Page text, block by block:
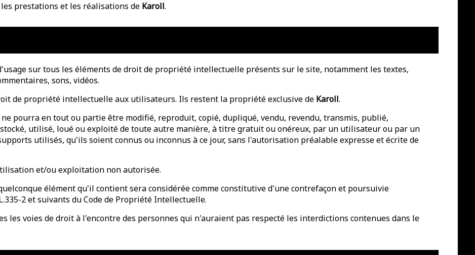
prestations et les réalisations de Karoll.
sur tous les éléments de droit de propriété intellectuelle présents sur le site, notamment les textes,
sons, vidéos.
de propriété intellectuelle aux utilisateurs. Ils restent la propriété exclusive de Karoll.
ne pourra en tout ou partie être modifié, reproduit, copié, dupliqué, vendu, revendu, transmis, publié,
utilisé, loué ou exploité de toute autre manière, à titre gratuit ou onéreux, par un utilisateur ou par un
utilisés, qu'ils soient connus ou inconnus à ce jour, sans l'autorisation préalable expresse et écrite de
et/ou exploitation non autorisée.
élément qu'il contient sera considérée comme constitutive d'une contrefaçon et poursuivie
2 et suivants du Code de Propriété Intellectuelle.
les voies de droit à l'encontre des personnes qui n'auraient pas respecté les interdictions contenues dans le